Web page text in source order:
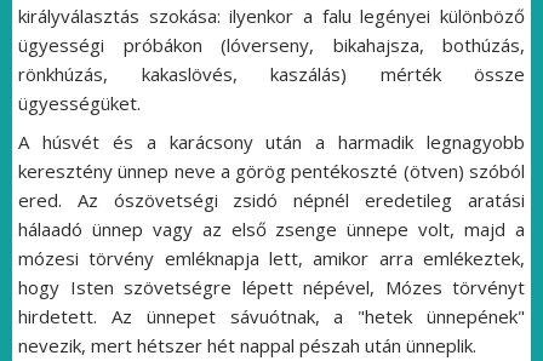
királyválasztás szokása: ilyenkor a falu legényei különböző
ügyességi próbákon (lóverseny, bikahajsza, bothúzás,
rönkhúzás, kakaslövés, kaszálás) mérték össze
ügyességüket.
A húsvét és a karácsony után a harmadik legnagyobb
keresztény ünnep neve a görög pentékoszté (ötven) szóból
ered. Az ószövetségi zsidó népnél eredetileg aratási
hálaadó ünnep vagy az első zsenge ünnepe volt, majd a
mózesi törvény emléknapja lett, amikor arra emlékeztek,
hogy Isten szövetségre lépett népével, Mózes törvényt
hirdetett. Az ünnepet sávuótnak, a "hetek ünnepének"
nevezik, mert hétszer hét nappal pészah után ünneplik.